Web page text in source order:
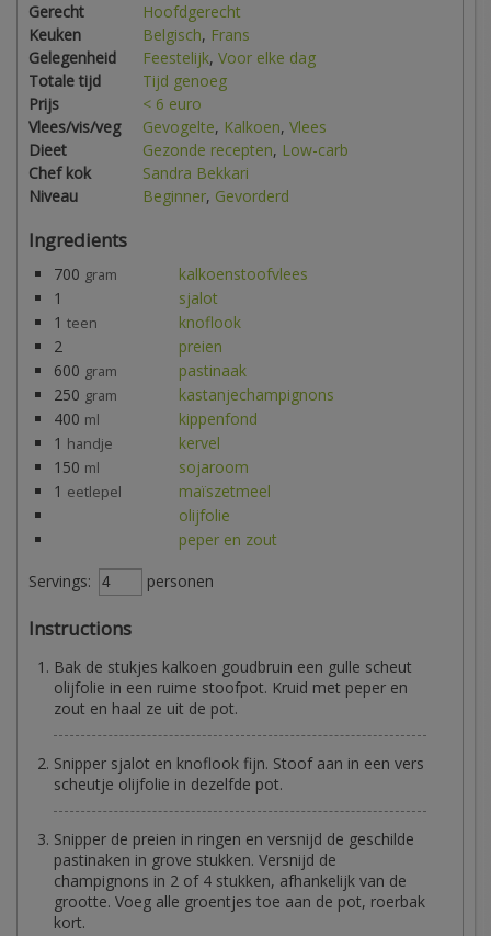
Gerecht
Hoofdgerecht
Keuken
Belgisch, Frans
Gelegenheid
Feestelijk, Voor elke dag
Totale tijd
Tijd genoeg
Prijs
< 6 euro
Vlees/vis/veg
Gevogelte, Kalkoen, Vlees
Dieet
Gezonde recepten, Low-carb
Chef kok
Sandra Bekkari
Niveau
Beginner, Gevorderd
Ingredients
700 gram
kalkoenstoofvlees
1
sjalot
1 teen
knoflook
2
preien
600 gram
pastinaak
250 gram
kastanjechampignons
400 ml
kippenfond
1 handje
kervel
150 ml
sojaroom
1 eetlepel
maïszetmeel
olijfolie
peper en zout
Servings:
personen
Instructions
Bak de stukjes kalkoen goudbruin een gulle scheut
olijfolie in een ruime stoofpot. Kruid met peper en
zout en haal ze uit de pot.
Snipper sjalot en knoflook fijn. Stoof aan in een vers
scheutje olijfolie in dezelfde pot.
Snipper de preien in ringen en versnijd de geschilde
pastinaken in grove stukken. Versnijd de
champignons in 2 of 4 stukken, afhankelijk van de
grootte. Voeg alle groentjes toe aan de pot, roerbak
kort.